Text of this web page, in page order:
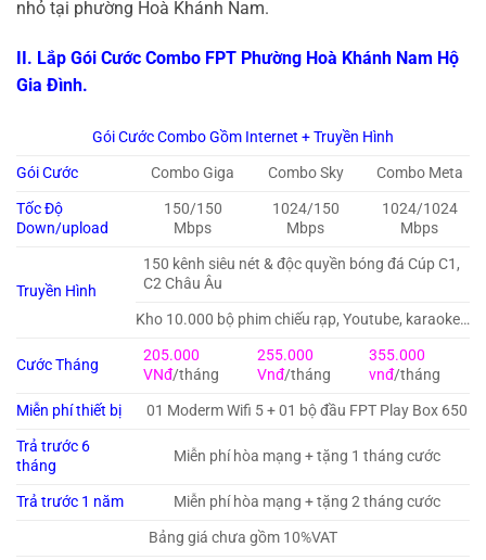
nhỏ tại phường Hoà Khánh Nam.
II. Lắp Gói Cước Combo FPT Phường Hoà Khánh Nam Hộ
Gia Đình.
Gói Cước Combo Gồm Internet + Truyền Hình
Gói Cước
Combo Giga Combo Sky
Combo Meta
Tốc Độ
Down/upload
150/150
Mbps
1024/150
Mbps
1024/1024
Mbps
Truyền Hình
150 kênh siêu nét & độc quyền bóng đá Cúp C1,
C2 Châu Âu
Kho 10.000 bộ phim chiếu rạp, Youtube, karaoke…
Cước Tháng
205.000
VNđ/tháng
255.000
Vnđ/tháng
355.000
vnđ/tháng
Miễn phí thiết bị
01 Moderm Wifi 5 + 01 bộ đầu FPT Play Box 650
Trả trước 6
tháng
Miễn phí hòa mạng + tặng 1 tháng cước
Trả trước 1 năm
Miễn phí hòa mạng + tặng 2 tháng cước
Bảng giá chưa gồm 10%VAT